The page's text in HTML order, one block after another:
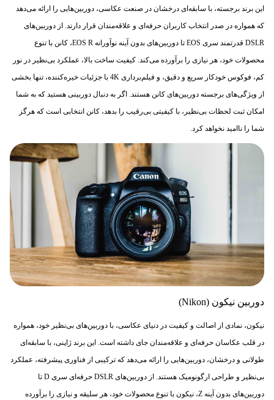
این برند برجسته، با سابقه‌ای درخشان در صنعت عکاسی، دوربین‌هایی را ارائه می‌دهد
که همواره در صدر انتخاب‌ کاربران حرفه‌ای‌ و علاقه‌مندان قرار دارند. از دوربین‌های
DSLR قدرتمند سری EOS تا دوربین‌های بدون آینه نوآورانه EOS R، کانن با تنوع
محصولات خود، هر نیازی را برآورده می‌کند. کیفیت ساخت بالا، عملکرد بی‌نظیر در نور
کم، فوکوس خودکار سریع و دقیق، و فیلم‌برداری 4K با جزئیات خیره‌کننده، تنها بخشی
از ویژگی‌های برجسته دوربین‌های کانن هستند. اگر به دنبال دوربینی هستید که به شما
امکان ثبت لحظات بی‌نظیر، با کیفیتی بی‌رقیب را بدهد، کانن انتخابی است که هرگز
شما را ناامید نخواهد کرد.
دوربین نیکون (Nikon)
نیکون، نمادی از اصالت و کیفیت در دنیای عکاسی، با دوربین‌های بی‌نظیر خود، همواره
در قلب عکاسان حرفه‌ای و علاقه‌مندان جای داشته است. این برند ژاپنی، با سابقه‌ای
طولانی و درخشان، دوربین‌هایی را ارائه می‌دهد که ترکیبی از فناوری پیشرفته، عملکرد
بی‌نظیر و طراحی ارگونومیک هستند. از دوربین‌های DSLR حرفه‌ای سری D تا
دوربین‌های بدون آینه Z، نیکون با تنوع محصولات خود، هر سلیقه و نیازی را برآورده